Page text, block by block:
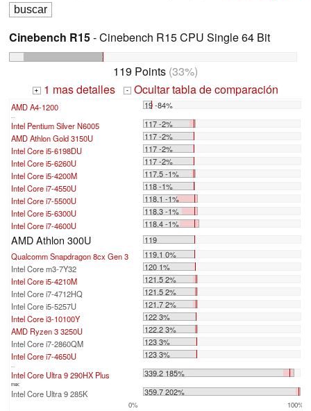
Cinebench R15- Cinebench R15 CPU Single 64 Bit
119 Points (33%)
+ 1 mas detalles - Ocultar tabla de comparación
AMD A4-1200 19 -84%
...
Intel Pentium Silver N6005
117 -2%
AMD Athlon Gold 3150U
117 -2%
Intel Core i5-6198DU
117 -2%
Intel Core i5-6260U
117 -2%
Intel Core i5-4200M
117.5 -1%
Intel Core i7-4550U
118 -1%
Intel Core i7-5500U
118.1 -1%
Intel Core i5-6300U
118.3 -1%
Intel Core i7-4600U
118.4 -1%
AMD Athlon 300U
119
Qualcomm Snapdragon 8cx Gen 3
119.1 0%
Intel Core m3-7Y32
120 1%
Intel Core i5-4210M
121.5 2%
Intel Core i7-4712HQ
121.5 2%
Intel Core i5-5257U
121.7 2%
Intel Core i3-10100Y
122 3%
AMD Ryzen 3 3250U
122.2 3%
Intel Core i7-2860QM
123 3%
Intel Core i7-4650U
123 3%
...
Intel Core Ultra 9 290HX Plus 339.2 185%
max:
Intel Core Ultra 9 285K 359.7 202%
0% 100%